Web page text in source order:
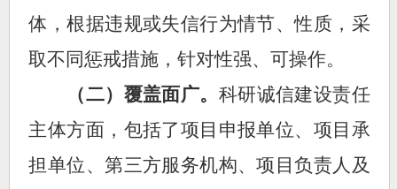
体，根据违规或失信行为情节、性质 ，采
取不同惩戒措施，针对性强、可操作。
（二）覆盖面广。 科研诚信建设责任
主体方面，包括了项目申报单位、项目承
担单位、第三方服务机构、项目负责人及